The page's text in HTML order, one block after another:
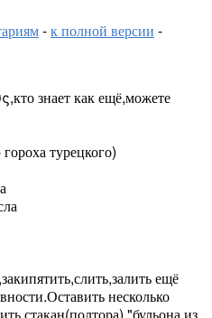
-к полной версии -
турецкого)
ещё
несколько